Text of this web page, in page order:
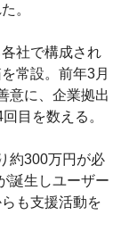
。
社で構成され
常設。前年3月
意に、企業拠出
目を数える。
約300万円が必
誕生しユーザー
も支援活動を